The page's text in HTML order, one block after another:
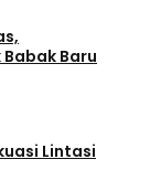
Baru
Lintasi